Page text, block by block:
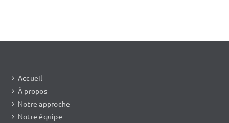
Accueil
À propos
Notre approche
Notre équipe